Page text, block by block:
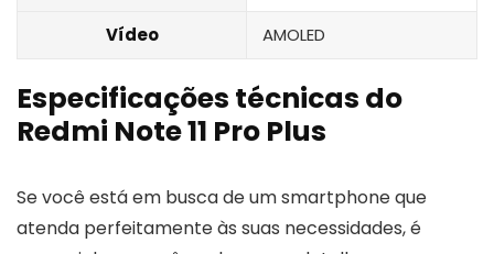
Vídeo AMOLED
Especificações técnicas do
Redmi Note 11 Pro Plus
Se você está em busca de um smartphone que
atenda perfeitamente às suas necessidades, é